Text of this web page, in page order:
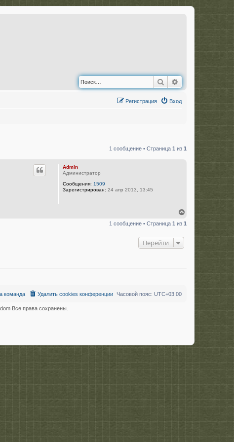
Поиск Расширенный
Вход
Регистрация
1 сообщение • Страница 1 из 1
Admin
Администратор
Сообщения: 1509
Зарегистрирован: 24 апр 2013, 13:45
р
я
1 сообщение • Страница 1 из 1
Перейти
Часовой пояс: UTC+03:00
Удалить cookies конференции
команда
Все права сохранены.